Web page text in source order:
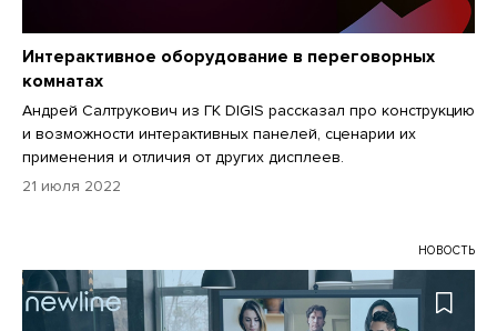
Интерактивное оборудование в переговорных
комнатах
Андрей Салтрукович из ГК DIGIS рассказал про конструкцию
и возможности интерактивных панелей, сценарии их
применения и отличия от других дисплеев.
21 июля 2022
НОВОСТЬ